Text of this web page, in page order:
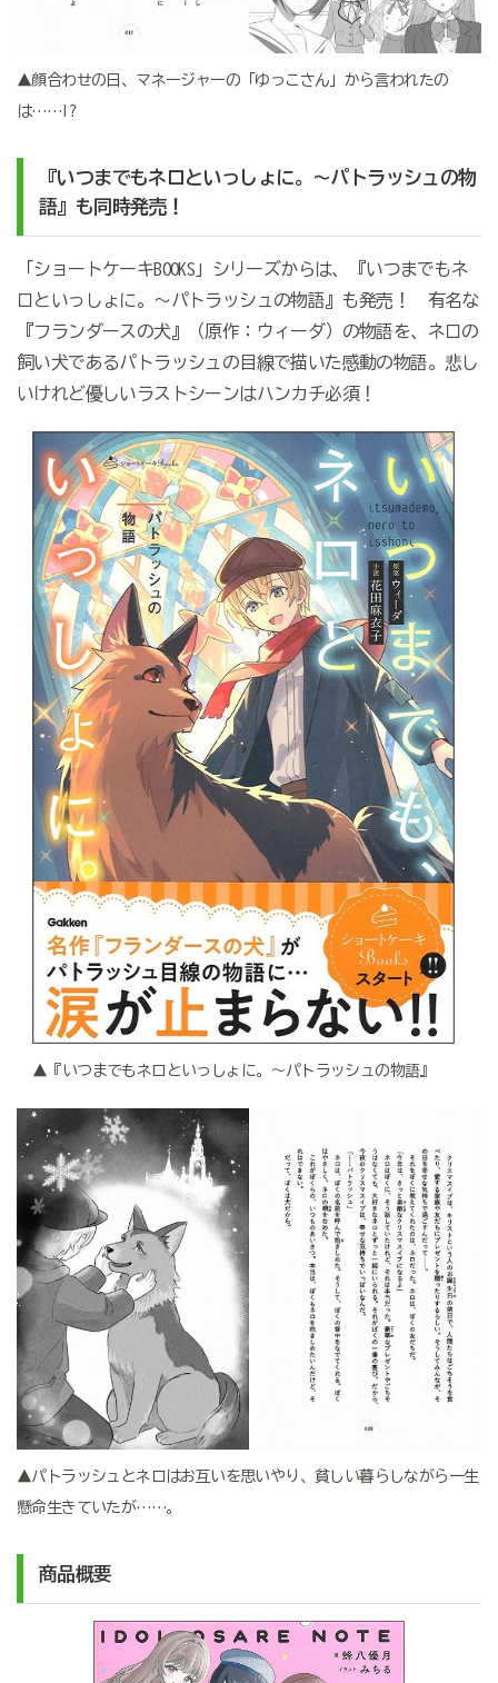
▲顔合わせの日、マネージャーの「ゆっこさん」から言われたの
は……!?
『いつまでもネロといっしょに。～パトラッシュの物
語』も同時発売！
「ショートケーキBOOKS」シリーズからは、『いつまでもネ
ロといっしょに。～パトラッシュの物語』も発売！ 有名な
『フランダースの犬』（原作：ウィーダ）の物語を、ネロの
飼い犬であるパトラッシュの目線で描いた感動の物語。悲し
いけれど優しいラストシーンはハンカチ必須！
▲『いつまでもネロといっしょに。～パトラッシュの物語』
▲パトラッシュとネロはお互いを思いやり、貧しい暮らしながら一生
懸命生きていたが……。
商品概要